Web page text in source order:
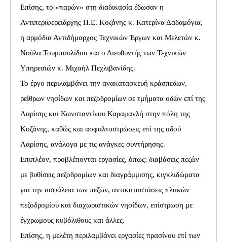
Επίσης, το «παρών» στη διαδικασία έδωσαν η
Αντιπεριφερειάρχης Π.Ε. Κοζάνης κ. Κατερίνα Δαδαμόγια,
η αρμόδια Αντιδήμαρχος Τεχνικών Έργων και Μελετών κ.
Νούλα Τουμπουλίδου και ο Διευθυντής των Τεχνικών
Υπηρεσιών κ. Μιχαήλ Πεχλιβανίδης.
Το έργο περιλαμβάνει την ανακατασκευή κράσπεδων,
ρείθρων νησίδων και πεζοδρομίων σε τμήματα οδών επί της
Λαρίσης και Κωνσταντίνου Καραμανλή στην πόλη της
Κοζάνης, καθώς και ασφαλτοστρώσεις επί της οδού
Λαρίσης, ανάλογα με τις ανάγκες συντήρησης.
Επιπλέον, προβλέπονται εργασίες, όπως: διαβάσεις πεζών
με βυθίσεις πεζοδρομίων και διαγράμμισης, κιγκλιδώματα
για την ασφάλεια των πεζών, αντικαταστάσεις πλακών
πεζοδρομίου και διαχωριστικών νησίδων, επίστρωση με
έγχρωμους κυβόλιθους και άλλες.
Επίσης, η μελέτη περιλαμβάνει εργασίες πρασίνου επί των